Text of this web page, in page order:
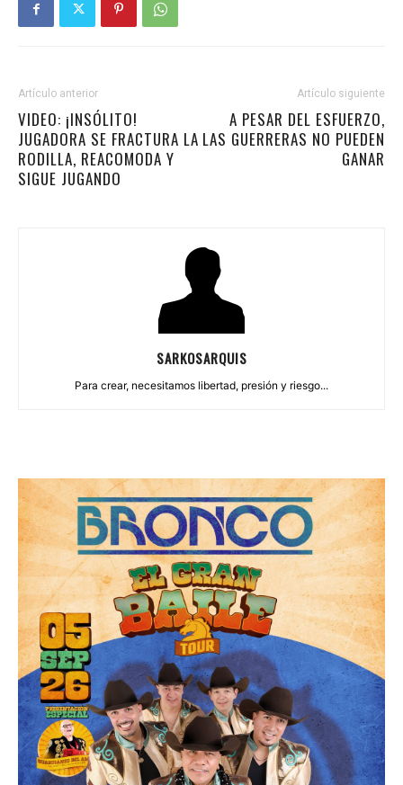
Artículo anterior
VIDEO: ¡INSÓLITO!
JUGADORA SE FRACTURA LA
RODILLA, REACOMODA Y
SIGUE JUGANDO
Artículo siguiente
A PESAR DEL ESFUERZO,
LAS GUERRERAS NO PUEDEN
GANAR
SARKOSARQUIS
Para crear, necesitamos libertad, presión y riesgo...